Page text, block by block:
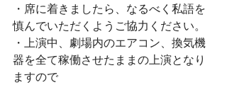
・席に着きましたら、なるべく私語を
慎んでいただくようご協力ください。
・上演中、劇場内のエアコン、換気機
器を全て稼働させたままの上演となり
ますので